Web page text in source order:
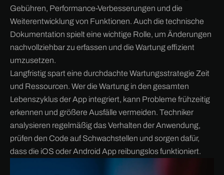
Gebühren, Performance-Verbesserungen und die
Weiterentwicklung von Funktionen. Auch die technische
Dokumentation spielt eine wichtige Rolle, um Änderungen
nachvollziehbar zu erfassen und die Wartung effizient
umzusetzen.
Langfristig spart eine durchdachte Wartungsstrategie Zeit
und Ressourcen. Wer die Wartung in den gesamten
Lebenszyklus der App integriert, kann Probleme frühzeitig
erkennen und größere Ausfälle vermeiden. Techniker
analysieren regelmäßig das Verhalten der Anwendung,
prüfen den Code auf Schwachstellen und sorgen dafür,
dass die iOS oder Android App reibungslos funktioniert.